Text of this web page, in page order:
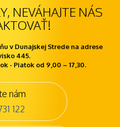
NEVÁHAJTE NÁS
v Dunajskej Strede na adrese
445.
- Piatok od 9,00 – 17,30.
nám
122